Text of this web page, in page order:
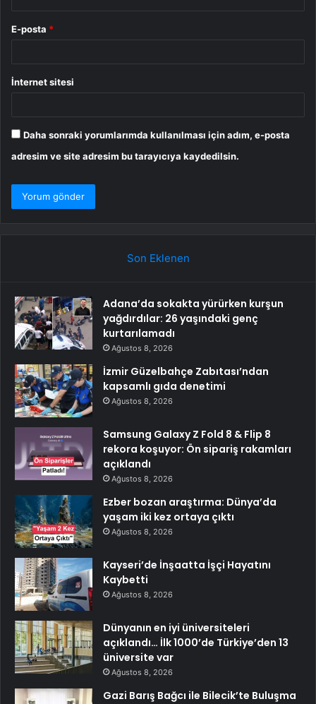
E-posta *
İnternet sitesi
Daha sonraki yorumlarımda kullanılması için adım, e-posta
adresim ve site adresim bu tarayıcıya kaydedilsin.
Son Eklenen
Adana’da sokakta yürürken kurşun
yağdırdılar: 26 yaşındaki genç
kurtarılamadı
Ağustos 8, 2026
İzmir Güzelbahçe Zabıtası’ndan
kapsamlı gıda denetimi
Ağustos 8, 2026
Samsung Galaxy Z Fold 8 & Flip 8
rekora koşuyor: Ön sipariş rakamları
açıklandı
Ağustos 8, 2026
Ezber bozan araştırma: Dünya’da
yaşam iki kez ortaya çıktı
Ağustos 8, 2026
Kayseri’de İnşaatta İşçi Hayatını
Kaybetti
Ağustos 8, 2026
Dünyanın en iyi üniversiteleri
açıklandı… İlk 1000’de Türkiye’den 13
üniversite var
Ağustos 8, 2026
Gazi Barış Bağcı ile Bilecik’te Buluşma